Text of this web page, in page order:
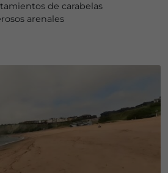
de carabelas
arenales